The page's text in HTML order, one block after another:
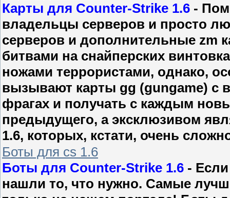
Карты для Counter-Strike 1.6 -
владельцы серверов и просто
серверов и дополнительные zm
битвами на снайперских
ножами террористами, однако,
вызывают карты gg (gungame) с
фрагах и получать с каждым
предыдущего, а эксклюзивом
1.6, которых, кстати, очень
Боты для cs 1.6
Боты для Counter-Strike 1.6 -
нашли то, что нужно. Самые